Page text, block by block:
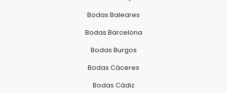
Bodas Baleares
Bodas Barcelona
Bodas Burgos
Bodas Cáceres
Bodas Cádiz